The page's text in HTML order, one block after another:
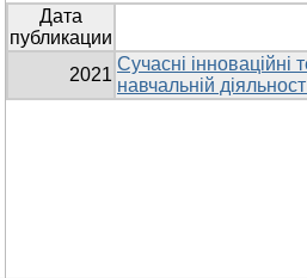
Дата
публикации
2021
Сучасні інноваційні
навчальній